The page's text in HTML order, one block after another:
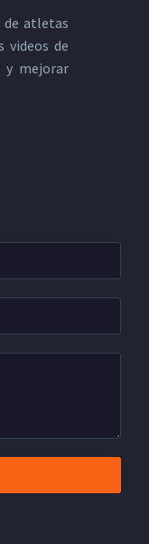
de atletas
videos de
y mejorar